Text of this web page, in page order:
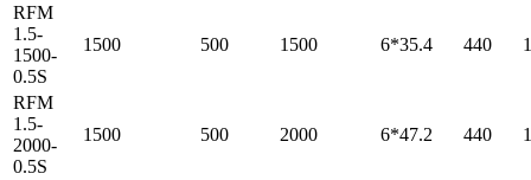
RFM
1.5-
1500-
0.5S
1500 500 1500 6*35.4 440
RFM
1.5-
2000-
0.5S
1500 500 2000 6*47.2 440